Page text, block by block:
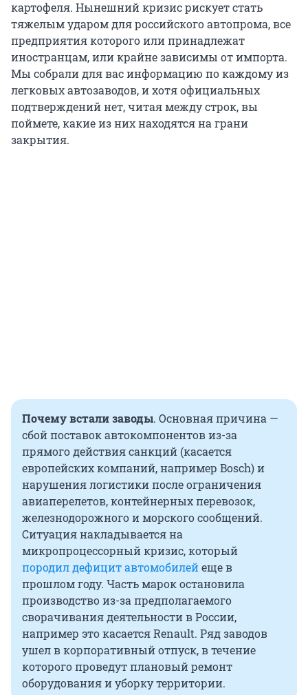
картофеля. Нынешний кризис рискует стать
тяжелым ударом для российского автопрома, все
предприятия которого или принадлежат
иностранцам, или крайне зависимы от импорта.
Мы собрали для вас информацию по каждому из
легковых автозаводов, и хотя официальных
подтверждений нет, читая между строк, вы
поймете, какие из них находятся на грани
закрытия.
Почему встали заводы. Основная причина —
сбой поставок автокомпонентов из-за
прямого действия санкций (касается
европейских компаний, например Bosch) и
нарушения логистики после ограничения
авиаперелетов, контейнерных перевозок,
железнодорожного и морского сообщений.
Ситуация накладывается на
микропроцессорный кризис, который
породил дефицит автомобилейеще в
прошлом году. Часть марок остановила
производство из-за предполагаемого
сворачивания деятельности в России,
например это касается Renault. Ряд заводов
ушел в корпоративный отпуск, в течение
которого проведут плановый ремонт
оборудования и уборку территории.